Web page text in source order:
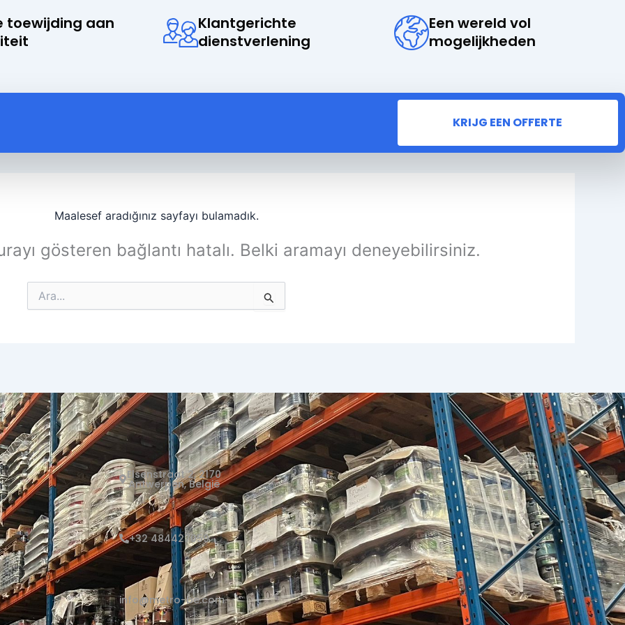
toewijding aan
Klantgerichte
dienstverlening
Een wereld vol
mogelijkheden
KRIJG EEN OFFERTE
Maalesef aradığınız sayfayı bulamadık.
gösteren bağlantı hatalı. Belki aramayı deneyebilirsiniz.
Search
for:
Elsenstraat 2, 2170
Antwerpen, België
+32 484427059
info@metro-be.com